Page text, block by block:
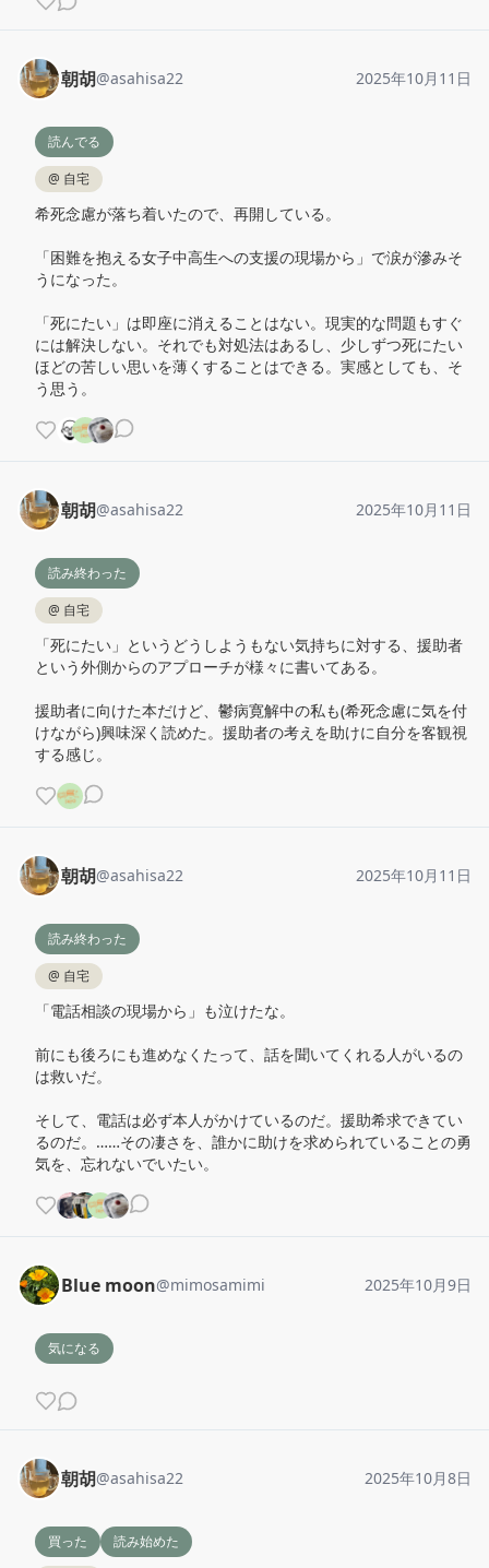
朝胡@asahisa22 2025年10月11日
読んでる
@ 自宅
希死念慮が落ち着いたので、再開している。
「困難を抱える女子中高生への支援の現場から」で涙が滲みそ
うになった。
「死にたい」は即座に消えることはない。現実的な問題もすぐ
には解決しない。それでも対処法はあるし、少しずつ死にたい
ほどの苦しい思いを薄くすることはできる。実感としても、そ
う思う。
朝胡@asahisa22 2025年10月11日
読み終わった
@ 自宅
「死にたい」というどうしようもない気持ちに対する、援助者
という外側からのアプローチが様々に書いてある。
援助者に向けた本だけど、鬱病寛解中の私も(希死念慮に気を付
けながら)興味深く読めた。援助者の考えを助けに自分を客観視
する感じ。
朝胡@asahisa22 2025年10月11日
読み終わった
@ 自宅
「電話相談の現場から」も泣けたな。
前にも後ろにも進めなくたって、話を聞いてくれる人がいるの
は救いだ。
そして、電話は必ず本人がかけているのだ。援助希求できてい
るのだ。……その凄さを、誰かに助けを求められていることの勇
気を、忘れないでいたい。
Blue moon@mimosamimi 2025年10月9日
気になる
朝胡@asahisa22 2025年10月8日
買った
読み始めた